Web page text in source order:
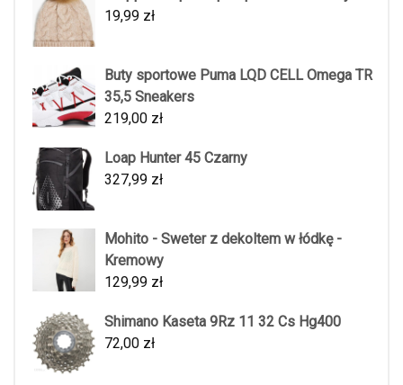
19,99 zł
Buty sportowe Puma LQD CELL Omega TR
35,5 Sneakers
219,00 zł
Loap Hunter 45 Czarny
327,99 zł
Mohito - Sweter z dekoltem w łódkę -
Kremowy
129,99 zł
Shimano Kaseta 9Rz 11 32 Cs Hg400
72,00 zł